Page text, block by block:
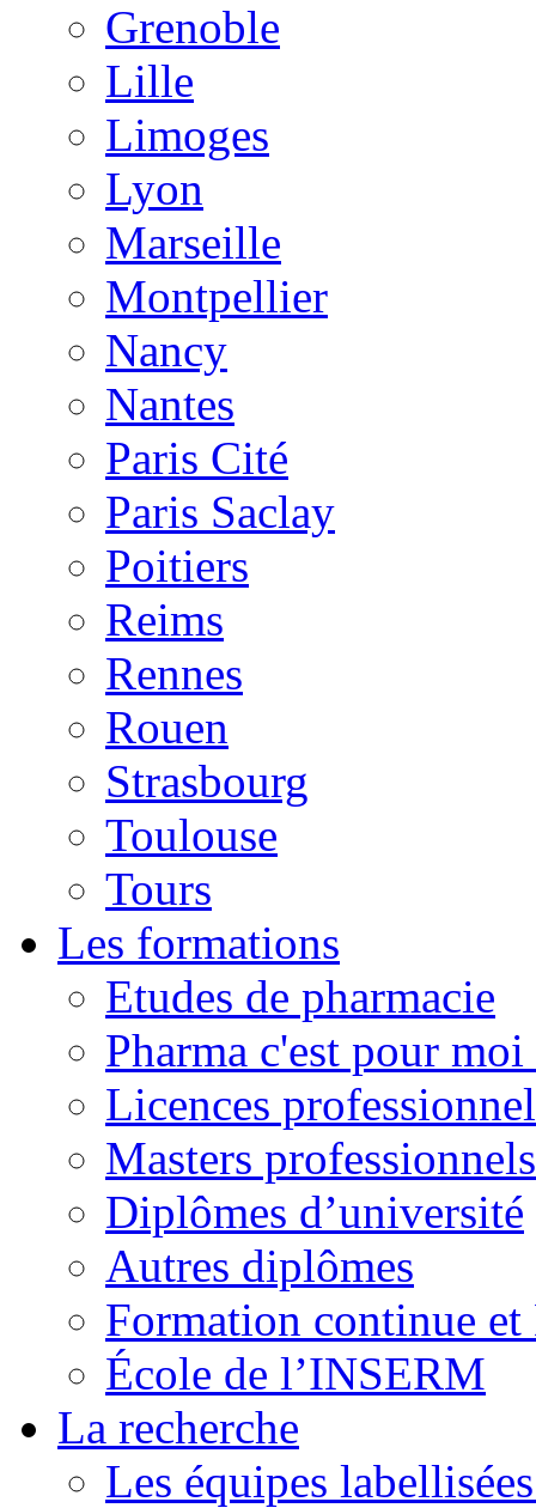
Grenoble
Lille
Limoges
Lyon
Marseille
Montpellier
Nancy
Nantes
Paris Cité
Paris Saclay
Poitiers
Reims
Rennes
Rouen
Strasbourg
Toulouse
Tours
Les formations
Etudes de pharmacie
Pharma c'est pour
Licences
Masters
Diplômes d’université
Autres diplômes
Formation continue et
École de l’INSERM
La recherche
Les équipes